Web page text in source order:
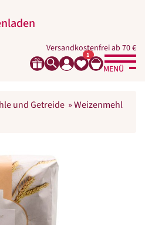
Versandkostenfrei ab 70 €
1
MENÜ
und Getreide »Weizenmehl